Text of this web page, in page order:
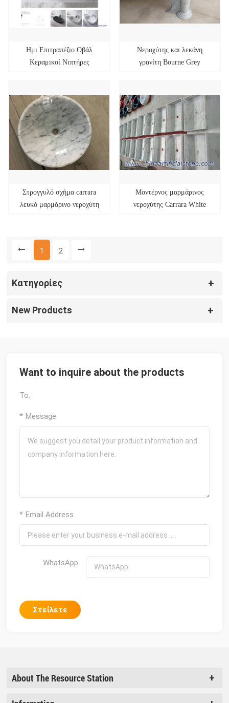
Ημι Επιτραπέζιο Οβάλ
Κεραμικοί Νιπτήρες
Νεροχύτης και λεκάνη
γρανίτη Bourne Grey
Στρογγυλό σχήμα carrara
λευκό μαρμάρινο νεροχύτη
Μοντέρνος μαρμάρινος
νεροχύτης Carrara White
1 2
Κατηγορίες
New Products
Want to inquire about the products
To:
* Message
* Email Address
WhatsApp
Στείλετε
About The Resource Station